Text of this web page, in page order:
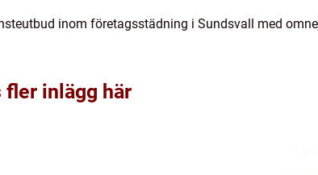
inom företagsstädning i Sundsvall med
fler inlägg här